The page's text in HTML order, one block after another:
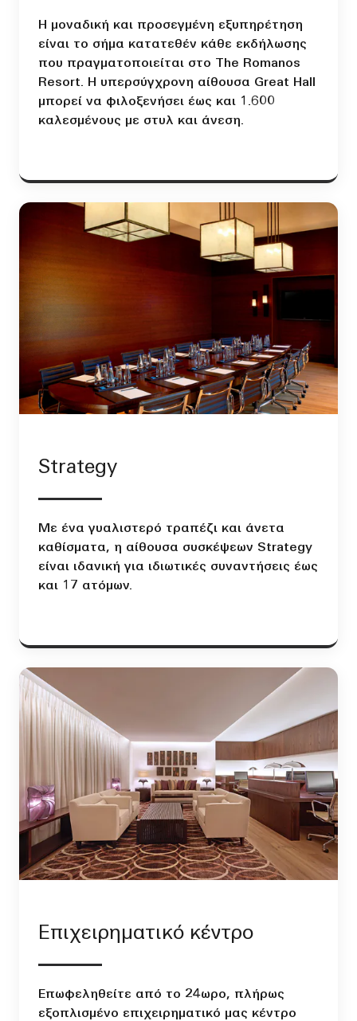
Η μοναδική και προσεγμένη εξυπηρέτηση
είναι το σήμα κατατεθέν κάθε εκδήλωσης
που πραγματοποιείται στο The Romanos
Resort. Η υπερσύγχρονη αίθουσα Great Hall
μπορεί να φιλοξενήσει έως και 1.600
καλεσμένους με στυλ και άνεση.
Strategy
Με ένα γυαλιστερό τραπέζι και άνετα
καθίσματα, η αίθουσα συσκέψεων Strategy
είναι ιδανική για ιδιωτικές συναντήσεις έως
και 17 ατόμων.
Επιχειρηματικό κέντρο
Επωφεληθείτε από το 24ωρο, πλήρως
εξοπλισμένο επιχειρηματικό μας κέντρο